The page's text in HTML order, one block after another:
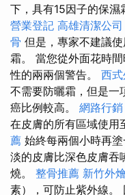
下，具有15因子的保
營業登記 高雄清潔公司
骨 但是，專家不建議
霜。 當您從外面花時
性的兩兩個警告。 西
不需要防曬霜，但是一
癌比例較高。 網路行銷
在皮膚的所有區域使用
薦 始終每兩個小時再
淡的皮膚比深色皮膚吞
燒。 整骨推薦 新竹外燴
素），可防止紫外線。